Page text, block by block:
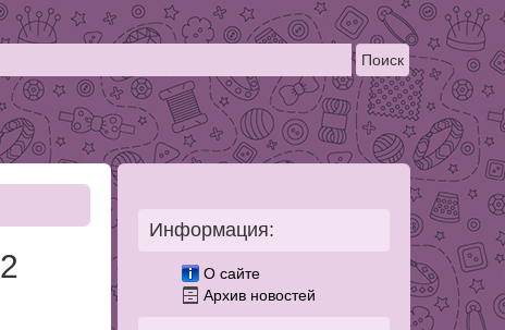
Информация:
О сайте
Архив новостей